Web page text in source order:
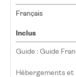
Français
Inclus
Guide : Guide
Hébergements et